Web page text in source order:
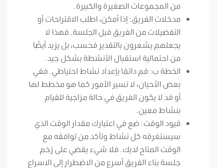
من المجموعات الصغيرة والكبيرة.
مدخلات الفريق: إذا أمكن، اطلب الاقتراحات أو
التفضيلات من الفريق قبل الجلسة. فهذا لا
يجعلهم يشعرون بالتقدير فحسب، بل يزيد أيضًا
من احتمالية استقبال الأنشطة بشكل جيد.
الخطة ب: قم دائمًا بإعداد نشاط احتياطي. ففي
بعض الأحيان، لا تسير الأمور كما هو مخطط لها
أو قد لا يكون الفريق في حالة مزاجية للقيام
بنشاط معين.
قيود الوقت: ضع في اعتبارك مقدار الوقت الذي
سيستغرقه كل نشاط وتأكد من توافقه مع
الوقت المتاح لديك. فلا شيء يقضي على زخم
جلسة بناء الفريق أسرع من الاضطرار إلى الاسراع